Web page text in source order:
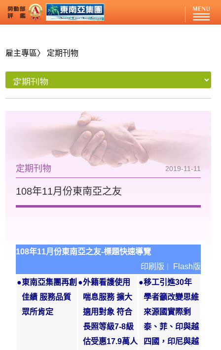
雇主專區〉 定期刊物
2019-11-11
定期刊物
108年11月份東南亞之友
108年11月份東南亞之友-標題快速導覽
印刷版
Flash版
●東南亞集團再創
佳績 服務品質
眾所肯定
●外籍看護使用
喘息服務 擴大
適用對象 符合
長照等級7-8級
估受惠17.9萬人
●移工引進30年
學者籲改變思維
來源國實際剩
泰、菲、印與越
四國，印尼與越